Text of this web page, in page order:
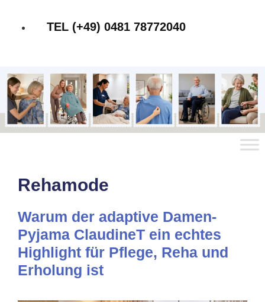
TEL (+49) 0481 78772040
Rehamode
Warum der adaptive Damen-
Pyjama ClaudineT ein echtes
Highlight für Pflege, Reha und
Erholung ist